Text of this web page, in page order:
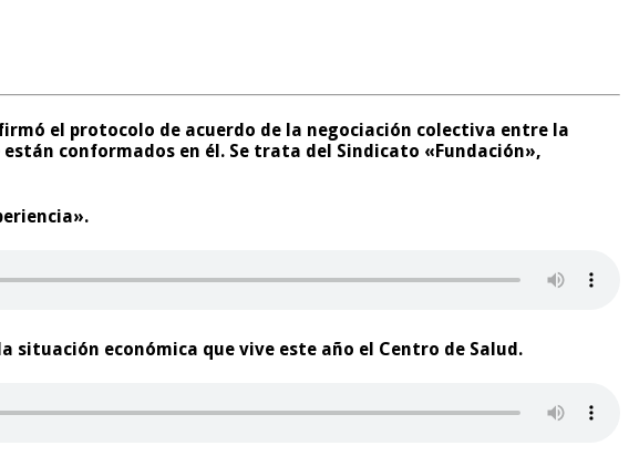
el protocolo de acuerdo de la negociación colectiva entre la
conformados en él. Se trata del Sindicato «Fundación»,
situación económica que vive este año el Centro de Salud.